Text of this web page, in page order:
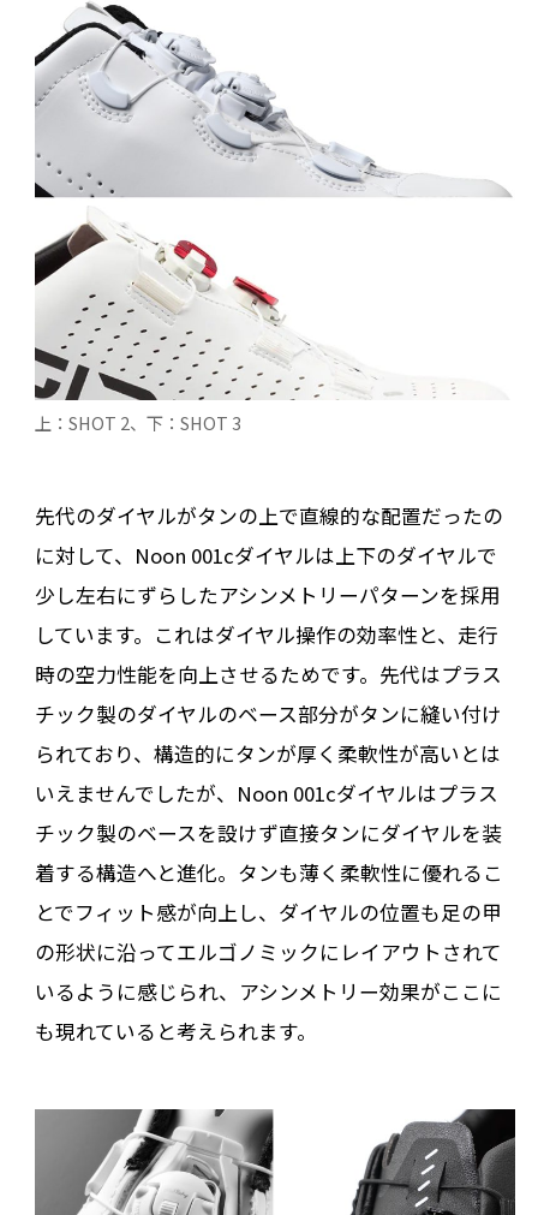
上：SHOT 2、下：SHOT 3
先代のダイヤルがタンの上で直線的な配置だったの
に対して、Noon 001cダイヤルは上下のダイヤルで
少し左右にずらしたアシンメトリーパターンを採用
しています。これはダイヤル操作の効率性と、走行
時の空力性能を向上させるためです。先代はプラス
チック製のダイヤルのベース部分がタンに縫い付け
られており、構造的にタンが厚く柔軟性が高いとは
いえませんでしたが、Noon 001cダイヤルはプラス
チック製のベースを設けず直接タンにダイヤルを装
着する構造へと進化。タンも薄く柔軟性に優れるこ
とでフィット感が向上し、ダイヤルの位置も足の甲
の形状に沿ってエルゴノミックにレイアウトされて
いるように感じられ、アシンメトリー効果がここに
も現れていると考えられます。